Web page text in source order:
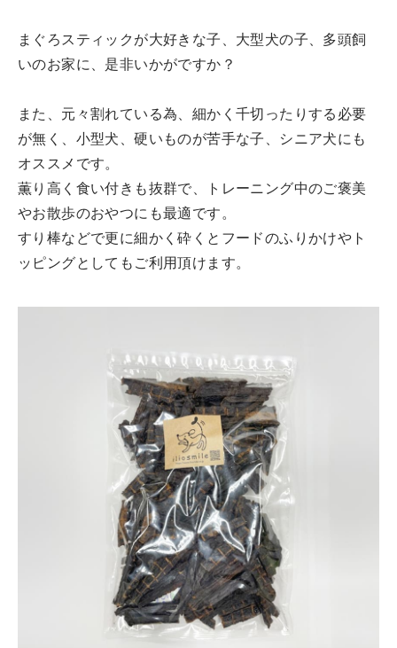
まぐろスティックが大好きな子、大型犬の子、多頭飼
いのお家に、是非いかがですか？
また、元々割れている為、細かく千切ったりする必要
が無く、小型犬、硬いものが苦手な子、シニア犬にも
オススメです。
薫り高く食い付きも抜群で、トレーニング中のご褒美
やお散歩のおやつにも最適です。
すり棒などで更に細かく砕くとフードのふりかけやト
ッピングとしてもご利用頂けます。